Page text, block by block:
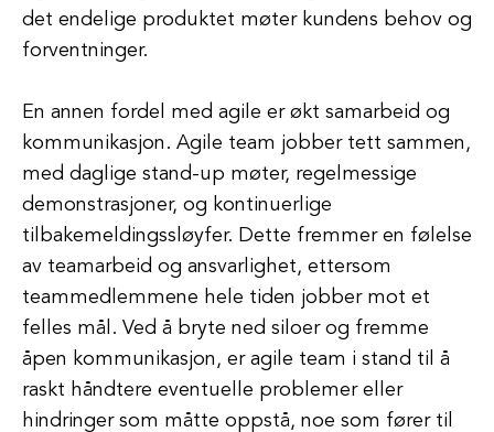
det endelige produktet møter kundens behov og
forventninger.
En annen fordel med agile er økt samarbeid og
kommunikasjon. Agile team jobber tett sammen,
med daglige stand-up møter, regelmessige
demonstrasjoner, og kontinuerlige
tilbakemeldingssløyfer. Dette fremmer en følelse
av teamarbeid og ansvarlighet, ettersom
teammedlemmene hele tiden jobber mot et
felles mål. Ved å bryte ned siloer og fremme
åpen kommunikasjon, er agile team i stand til å
raskt håndtere eventuelle problemer eller
hindringer som måtte oppstå, noe som fører til